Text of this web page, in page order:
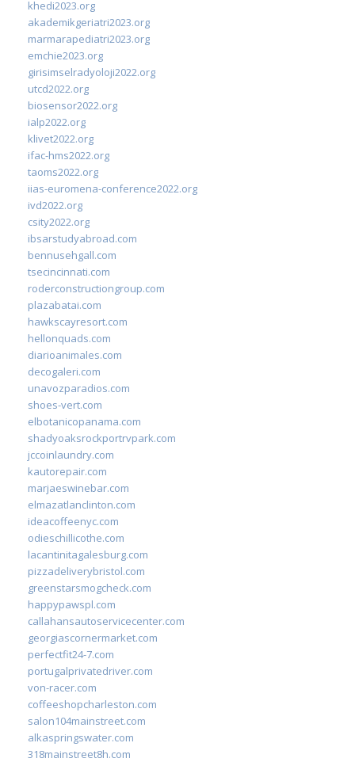
khedi2023.org
akademikgeriatri2023.org
marmarapediatri2023.org
emchie2023.org
girisimselradyoloji2022.org
utcd2022.org
biosensor2022.org
ialp2022.org
klivet2022.org
ifac-hms2022.org
taoms2022.org
iias-euromena-conference2022.org
ivd2022.org
csity2022.org
ibsarstudyabroad.com
bennusehgall.com
tsecincinnati.com
roderconstructiongroup.com
plazabatai.com
hawkscayresort.com
hellonquads.com
diarioanimales.com
decogaleri.com
unavozparadios.com
shoes-vert.com
elbotanicopanama.com
shadyoaksrockportrvpark.com
jccoinlaundry.com
kautorepair.com
marjaeswinebar.com
elmazatlanclinton.com
ideacoffeenyc.com
odieschillicothe.com
lacantinitagalesburg.com
pizzadeliverybristol.com
greenstarsmogcheck.com
happypawspl.com
callahansautoservicecenter.com
georgiascornermarket.com
perfectfit24-7.com
portugalprivatedriver.com
von-racer.com
coffeeshopcharleston.com
salon104mainstreet.com
alkaspringswater.com
318mainstreet8h.com